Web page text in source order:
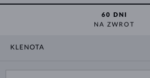
60 DNI
NA ZWROT
KLENOTA